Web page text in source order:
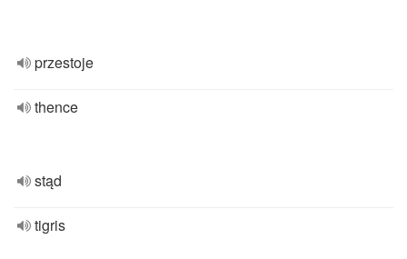
przestoje
thence
stąd
tigris